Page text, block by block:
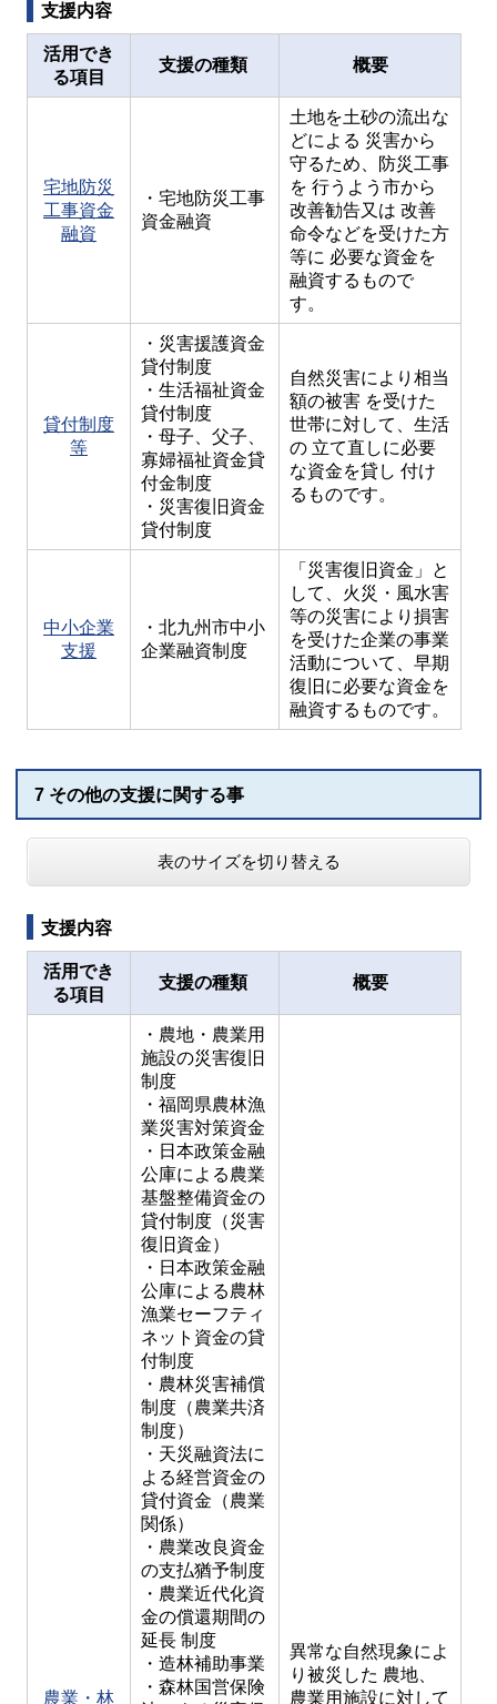
支援内容
活用でき
る項目
支援の種類 概要
宅地防災
工事資金
融資
・宅地防災工事
資金融資
土地を土砂の流出な
どによる 災害から
守るため、防災工事
を 行うよう市から
改善勧告又は 改善
命令などを受けた方
等に 必要な資金を
融資するもので
す。
貸付制度
等
・災害援護資金
貸付制度
・生活福祉資金
貸付制度
・母子、父子、
寡婦福祉資金貸
付金制度
・災害復旧資金
貸付制度
自然災害により相当
額の被害 を受けた
世帯に対して、生活
の 立て直しに必要
な資金を貸し 付け
るものです。
中小企業
支援
・北九州市中小
企業融資制度
「災害復旧資金」と
して、火災・風水害
等の災害により損害
を受けた企業の事業
活動について、早期
復旧に必要な資金を
融資するものです。
7 その他の支援に関する事
表のサイズを切り替える
支援内容
活用でき
る項目
支援の種類 概要
農業・林
・農地・農業用
施設の災害復旧
制度
・福岡県農林漁
業災害対策資金
・日本政策金融
公庫による農業
基盤整備資金の
貸付制度（災害
復旧資金）
・日本政策金融
公庫による農林
漁業セーフティ
ネット資金の貸
付制度
・農林災害補償
制度（農業共済
制度）
・天災融資法に
よる経営資金の
貸付資金（農業
関係）
・農業改良資金
の支払猶予制度
・農業近代化資
金の償還期間の
延長 制度
・造林補助事業
・森林国営保険
異常な自然現象によ
り被災した 農地、
農業用施設に対して